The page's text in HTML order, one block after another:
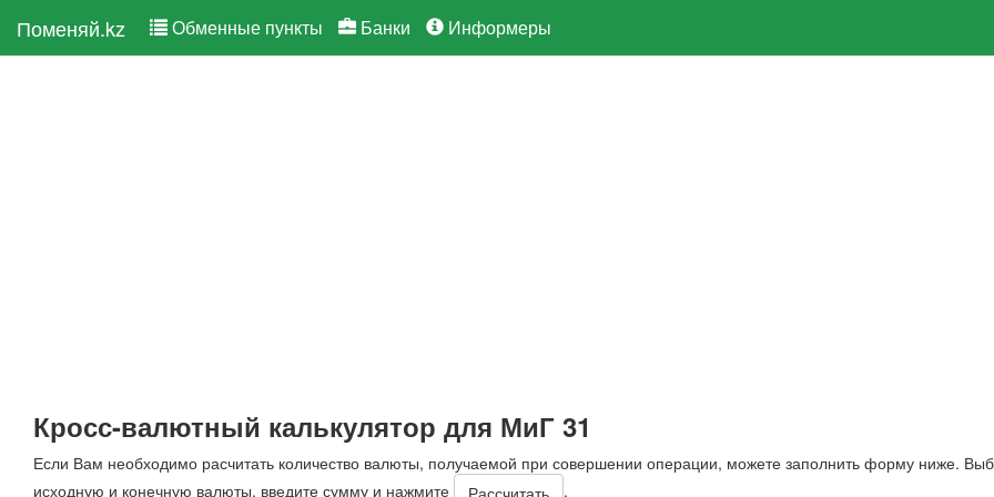
Поменяй.kz Обменные пункты Банки Информеры
Кросс-валютный калькулятор для МиГ 31
Если Вам необходимо расчитать количество валюты, получаемой при совершении операции, можете заполнить форму ниже.
исходную и конечную валюты, введите сумму и нажмите
.